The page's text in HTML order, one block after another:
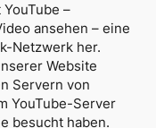
–
ansehen – eine
Netzwerk her.
Website
Servern von
YouTube-Server
besucht haben.